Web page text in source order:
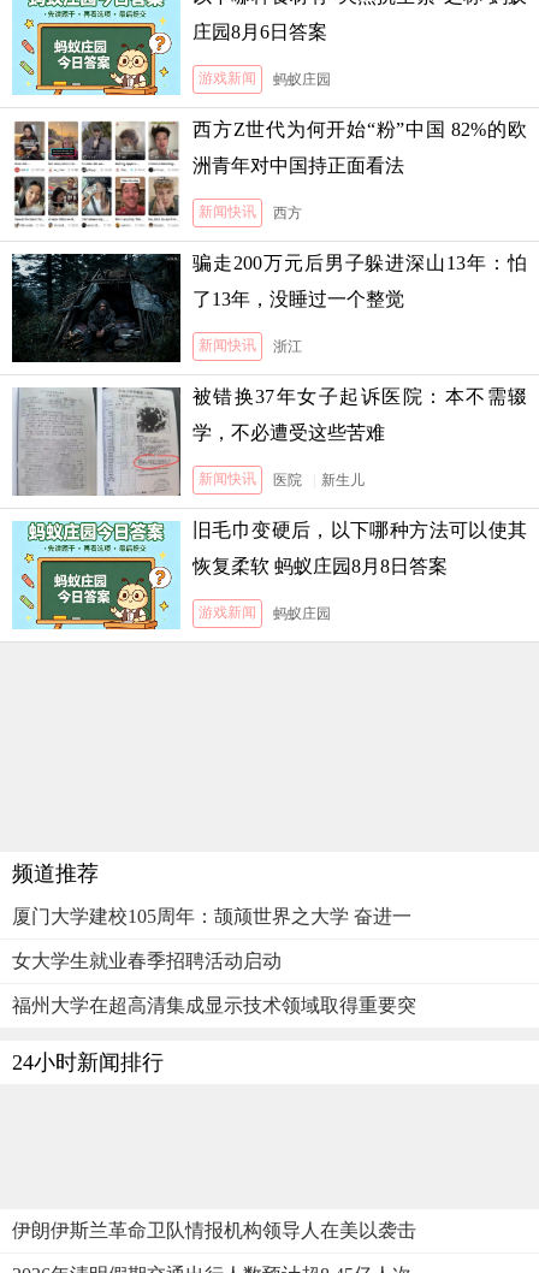
庄园8月6日答案
游戏新闻 蚂蚁庄园
西方Z世代为何开始“粉”中国 82%的欧
洲青年对中国持正面看法
新闻快讯 西方
骗走200万元后男子躲进深山13年：怕
了13年，没睡过一个整觉
新闻快讯 浙江
被错换37年女子起诉医院：本不需辍
学，不必遭受这些苦难
新闻快讯 医院 新生儿
旧毛巾变硬后，以下哪种方法可以使其
恢复柔软 蚂蚁庄园8月8日答案
游戏新闻 蚂蚁庄园
频道推荐
厦门大学建校105周年：颉颃世界之大学 奋进一
女大学生就业春季招聘活动启动
福州大学在超高清集成显示技术领域取得重要突
24小时新闻排行
伊朗伊斯兰革命卫队情报机构领导人在美以袭击